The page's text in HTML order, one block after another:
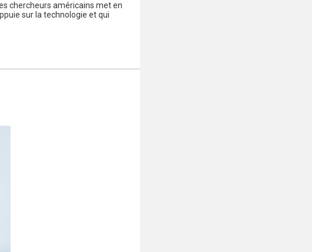
chercheurs américains met en
sur la technologie et qui